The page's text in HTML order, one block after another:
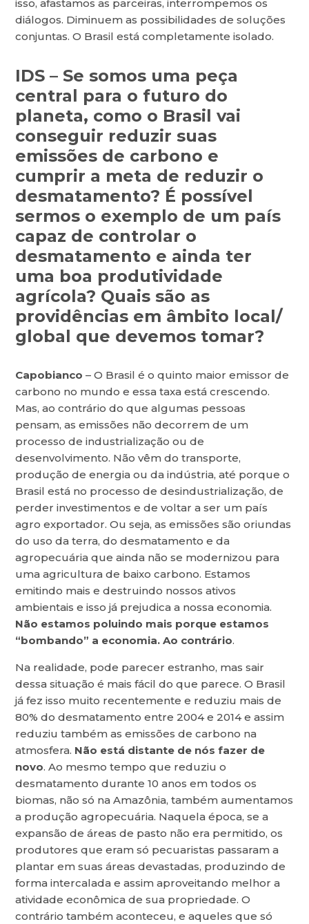
isso, afastamos as parceiras, interrompemos os
diálogos. Diminuem as possibilidades de soluções
conjuntas. O Brasil está completamente isolado.
IDS – Se somos uma peça
central para o futuro do
planeta, como o Brasil vai
conseguir reduzir suas
emissões de carbono e
cumprir a meta de reduzir o
desmatamento? É possível
sermos o exemplo de um país
capaz de controlar o
desmatamento e ainda ter
uma boa produtividade
agrícola? Quais são as
providências em âmbito local/
global que devemos tomar?
Capobianco– O Brasil é o quinto maior emissor de
carbono no mundo e essa taxa está crescendo.
Mas, ao contrário do que algumas pessoas
pensam, as emissões não decorrem de um
processo de industrialização ou de
desenvolvimento. Não vêm do transporte,
produção de energia ou da indústria, até porque o
Brasil está no processo de desindustrialização, de
perder investimentos e de voltar a ser um país
agro exportador. Ou seja, as emissões são oriundas
do uso da terra, do desmatamento e da
agropecuária que ainda não se modernizou para
uma agricultura de baixo carbono. Estamos
emitindo mais e destruindo nossos ativos
ambientais e isso já prejudica a nossa economia.
Não estamos poluindo mais porque estamos
“bombando” a economia. Ao contrário.
Na realidade, pode parecer estranho, mas sair
dessa situação é mais fácil do que parece. O Brasil
já fez isso muito recentemente e reduziu mais de
80% do desmatamento entre 2004 e 2014 e assim
reduziu também as emissões de carbono na
atmosfera. Não está distante de nós fazer de
novo. Ao mesmo tempo que reduziu o
desmatamento durante 10 anos em todos os
biomas, não só na Amazônia, também aumentamos
a produção agropecuária. Naquela época, se a
expansão de áreas de pasto não era permitido, os
produtores que eram só pecuaristas passaram a
plantar em suas áreas devastadas, produzindo de
forma intercalada e assim aproveitando melhor a
atividade econômica de sua propriedade. O
contrário também aconteceu, e aqueles que só